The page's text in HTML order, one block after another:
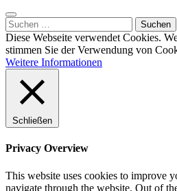
Suchen
nach:
Diese Webseite verwendet Cookies.
stimmen Sie der Verwendung von
Weitere Informationen
Schließen
Privacy Overview
This website uses cookies to improve
navigate through the website. Out of